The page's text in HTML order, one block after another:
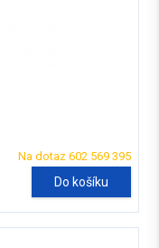
Na dotaz 602 569 395
Do košíku